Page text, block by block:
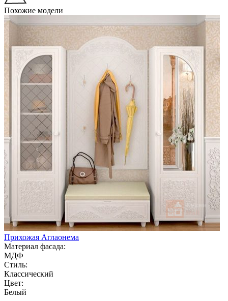
Похожие модели
Прихожая Аглаонема
Материал фасада:
МДФ
Стиль:
Классический
Цвет:
Белый